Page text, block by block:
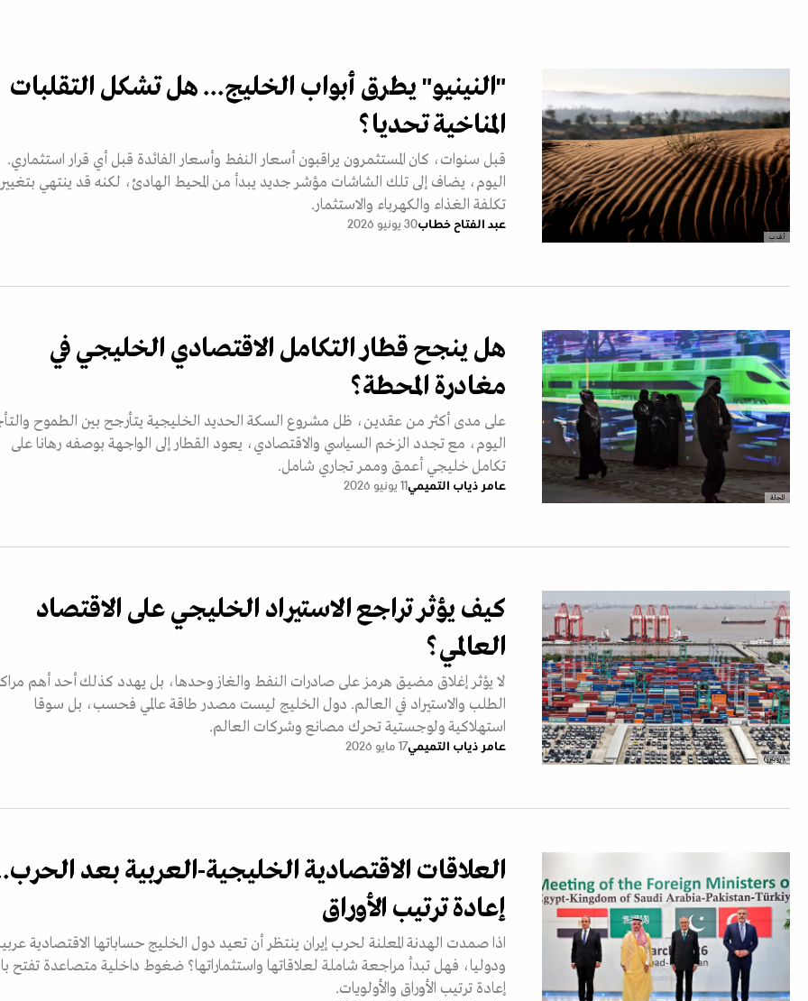
أ.ف.ب
"النينيو" يطرق أبواب الخليج... هل تشكل التقلبات
المناخية تحديا؟
قبل سنوات، كان المستثمرون يراقبون أسعار النفط وأسعار الفائدة قبل أي قرار استثماري.
اليوم، يضاف إلى تلك الشاشات مؤشر جديد يبدأ من المحيط الهادئ، لكنه قد ينتهي بتغيير
تكلفة الغذاء والكهرباء والاستثمار.
عبد الفتاح خطاب30 يونيو 2026
المجلة
هل ينجح قطار التكامل الاقتصادي الخليجي في
مغادرة المحطة؟
على مدى أكثر من عقدين، ظل مشروع السكة الحديد الخليجية يتأرجح بين الطموح
اليوم، مع تجدد الزخم السياسي والاقتصادي، يعود القطار إلى الواجهة بوصفه رهانا على
تكامل خليجي أعمق وممر تجاري شامل.
عامر ذياب التميمي11 يونيو 2026
(رويترز)
كيف يؤثر تراجع الاستيراد الخليجي على الاقتصاد
العالمي؟
لا يؤثر إغلاق مضيق هرمز على صادرات النفط والغاز وحدها، بل يهدد كذلك أحد أهم
الطلب والاستيراد في العالم. دول الخليج ليست مصدر طاقة عالمي فحسب، بل سوقا
استهلاكية ولوجستية تحرك مصانع وشركات العالم.
عامر ذياب التميمي17 مايو 2026
العلاقات الاقتصادية الخليجية-العربية بعد
إعادة ترتيب الأوراق
اذا صمدت الهدنة المعلنة لحرب إيران ينتظر أن تعيد دول الخليج حساباتها الاقتصادية
ودوليا، فهل تبدأ مراجعة شاملة لعلاقاتها واستثماراتها؟ ضغوط داخلية متصاعدة تفتح
إعادة ترتيب الأوراق والأولويات.